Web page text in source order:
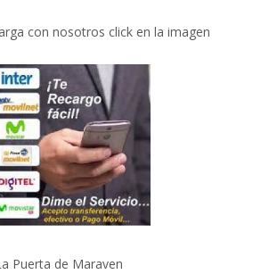
con nosotros click en la imagen
Puerta de Maraven